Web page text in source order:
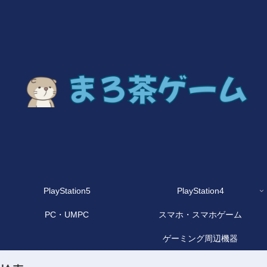
PlayStation5 PlayStation4
PC・UMPC スマホ・スマホゲーム
ゲーミング周辺機器